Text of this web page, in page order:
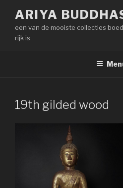
inhoud
springen
ARIYA
een van de mooiste collecties
rijk is
19th gilded wood